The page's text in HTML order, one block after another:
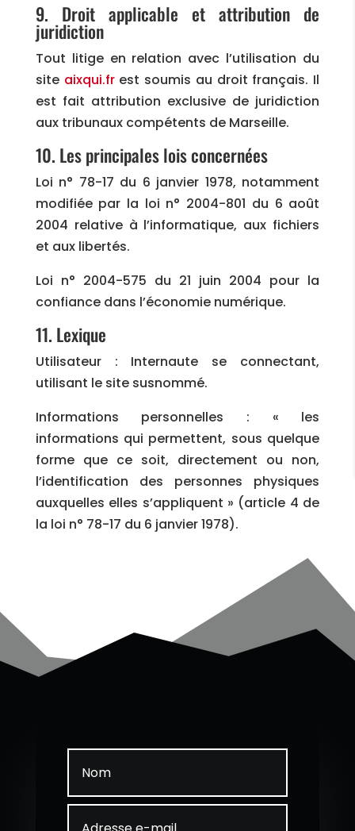
9. Droit applicable et attribution de
juridiction
Tout litige en relation avec l’utilisation du
site aixqui.frest soumis au droit français. Il
est fait attribution exclusive de juridiction
aux tribunaux compétents de Marseille.
10. Les principales lois concernées
Loi n° 78-17 du 6 janvier 1978, notamment
modifiée par la loi n° 2004-801 du 6 août
2004 relative à l’informatique, aux fichiers
et aux libertés.
Loi n° 2004-575 du 21 juin 2004 pour la
confiance dans l’économie numérique.
11. Lexique
Utilisateur : Internaute se connectant,
utilisant le site susnommé.
Informations personnelles : « les
informations qui permettent, sous quelque
forme que ce soit, directement ou non,
l’identification des personnes physiques
auxquelles elles s’appliquent » (article 4 de
la loi n° 78-17 du 6 janvier 1978).